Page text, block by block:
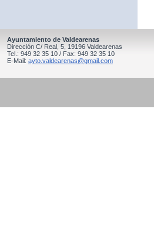
Ayuntamiento de Valdearenas
Dirección C/ Real, 5, 19196 Valdearenas
Tel.: 949 32 35 10 / Fax: 949 32 35 10
E-Mail: ayto.valdearenas@gmail.com